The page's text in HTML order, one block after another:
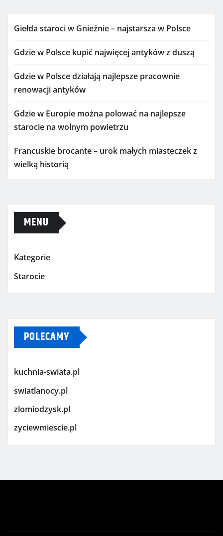
Giełda staroci w Gnieźnie – najstarsza w Polsce
Gdzie w Polsce kupić najwięcej antyków z duszą
Gdzie w Polsce działają najlepsze pracownie
renowacji antyków
Gdzie w Europie można polować na najlepsze
starocie na wolnym powietrzu
Francuskie brocante – urok małych miasteczek z
wielką historią
MENU
Kategorie
Starocie
POLECAMY
kuchnia-swiata.pl
swiatlanocy.pl
zlomiodzysk.pl
zyciewmiescie.pl